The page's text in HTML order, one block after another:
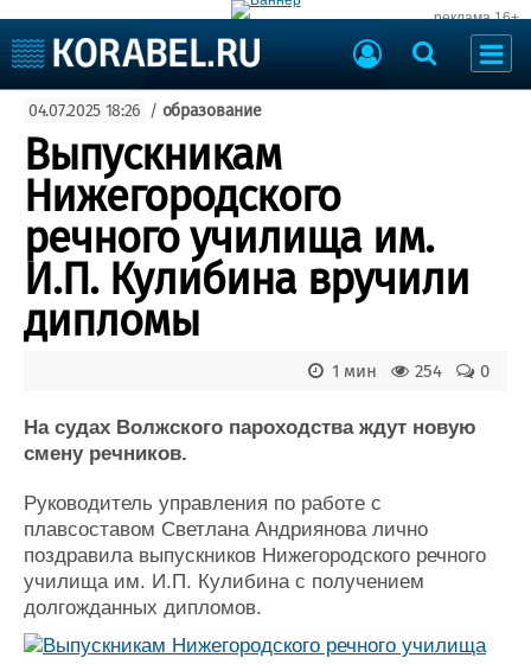
реклама 16+
Судоходство
Судоремонт
События
Пресс-релизы
Порты
ВМФ
Образование
Яхты и катера
Еще
Компании
Репутация
Работа
Крюинг
Журнал
Реклама
Доска объявлений
Оборудование
Услуги
Конференции
Флот
04.07.2025 18:26 / образование
Выпускникам
Нижегородского
речного училища им.
И.П. Кулибина вручили
дипломы
0
254
1 мин
На судах Волжского пароходства ждут новую
смену речников.
Руководитель управления по работе с
плавсоставом Светлана Андриянова лично
поздравила выпускников Нижегородского речного
училища им. И.П. Кулибина с получением
долгожданных дипломов.